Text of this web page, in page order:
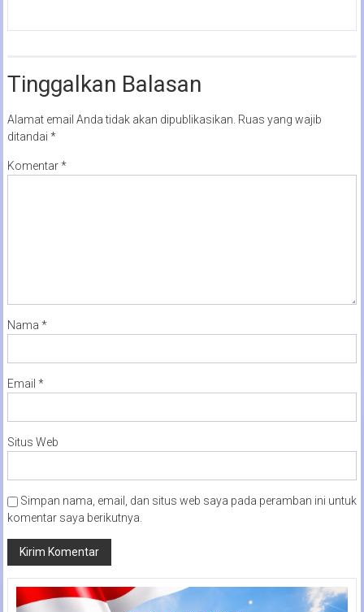
Tinggalkan Balasan
Alamat email Anda tidak akan dipublikasikan. Ruas yang wajib
ditandai *
Komentar*
Nama *
Email *
Situs Web
Simpan nama, email, dan situs web saya pada peramban ini untuk
komentar saya berikutnya.